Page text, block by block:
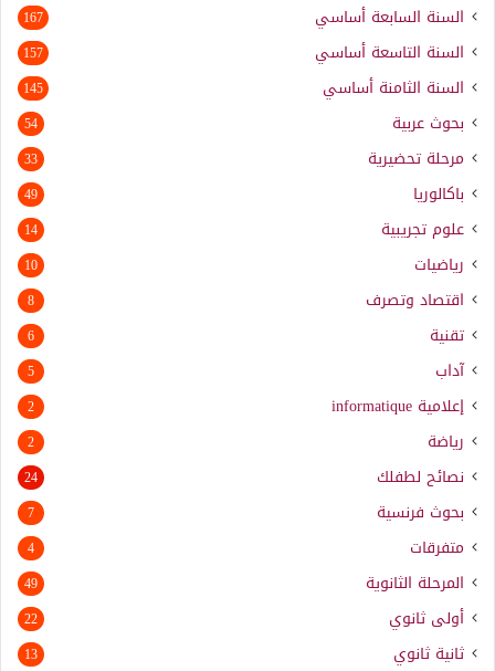
السنة السابعة أساسي 167
السنة التاسعة أساسي 157
السنة الثامنة أساسي 145
بحوث عربية 54
مرحلة تحضيرية 33
باكالوريا 49
علوم تجريبية 14
رياضيات 10
اقتصاد وتصرف 8
تقنية 6
آداب 5
إعلامية informatique
2
رياضة 2
نصائح لطفلك 24
بحوث فرنسية 7
متفرقات 4
المرحلة الثانوية 49
أولى ثانوي 22
ثانية ثانوي 13